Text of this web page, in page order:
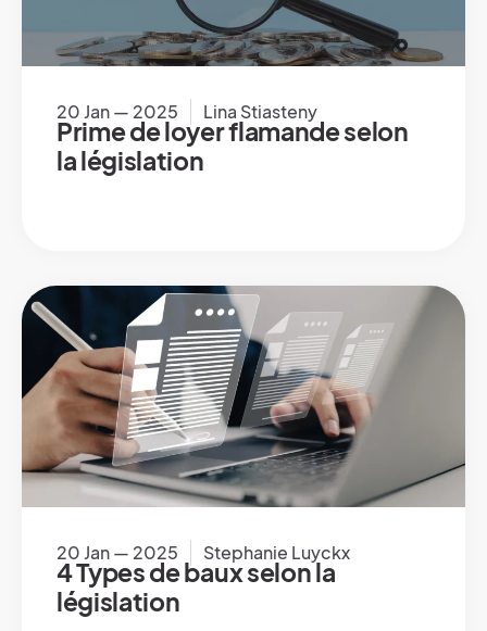
20 Jan — 2025 Lina Stiasteny
Prime de loyer flamande selon
la législation
20 Jan — 2025 Stephanie Luyckx
4 Types de baux selon la
législation